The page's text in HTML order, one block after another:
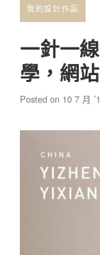
我的設計作品
一針一
學，網
Posted on 10 7 月